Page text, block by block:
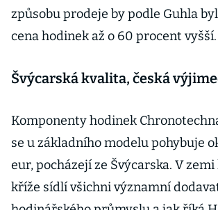
způsobu prodeje by podle Guhla
cena hodinek až o 60 procent vyšší.
Švýcarská kvalita, česká
Komponenty hodinek
se u základního modelu pohybuje
eur, pocházejí ze Švýcarska. V
kříže sídlí všichni významní